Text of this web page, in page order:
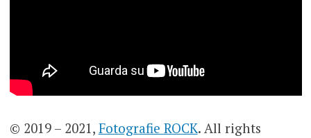
© 2019 – 2021, Fotografie ROCK. All rights